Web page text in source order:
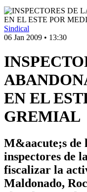
Sindical
06 Jan 2009 • 13:30
EN EL
GREMIAL
M&aacute;s de
inspectores de
fiscalizar la
Maldonado,